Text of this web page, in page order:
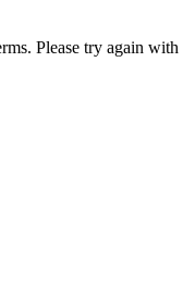
Please try again with